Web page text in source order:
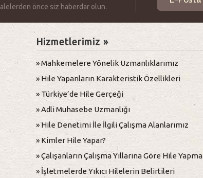
önce siz haberdar olun.
Hizmetlerimiz »
» Mahkemelere Yönelik Uzmanlıklarımız
» Hile Yapanların Karakteristik Özellikleri
» Türkiye’de Hile Gerçeği
» Adli Muhasebe Uzmanlığı
» Hile Denetimi İle İlgili Çalışma Alanlarımız
» Kimler Hile Yapar?
» Çalışanların Çalışma Yıllarına Göre Hile Yapma
Oranı
» İşletmelerde Yıkıcı Hilelerin Belirtileri